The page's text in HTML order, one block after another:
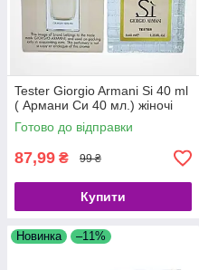
Tester Giorgio Armani Si 40 ml
( Армани Си 40 мл.) жіночі
Готово до відправки
87,99 ₴ 99 ₴
Купити
Новинка –11%